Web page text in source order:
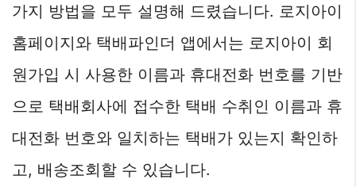
가지 방법을 모두 설명해 드렸습니다. 로지아이
홈페이지와 택배파인더 앱에서는 로지아이 회
원가입 시 사용한 이름과 휴대전화 번호를 기반
으로 택배회사에 접수한 택배 수취인 이름과 휴
대전화 번호와 일치하는 택배가 있는지 확인하
고, 배송조회할 수 있습니다.